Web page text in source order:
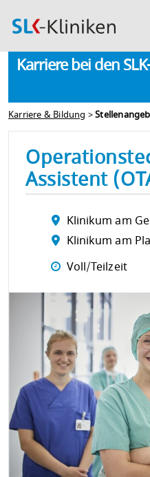
Karriere bei den
Karriere & Bildung >
Assistent
Klinikum am
Klinikum am
Voll/Teilzeit